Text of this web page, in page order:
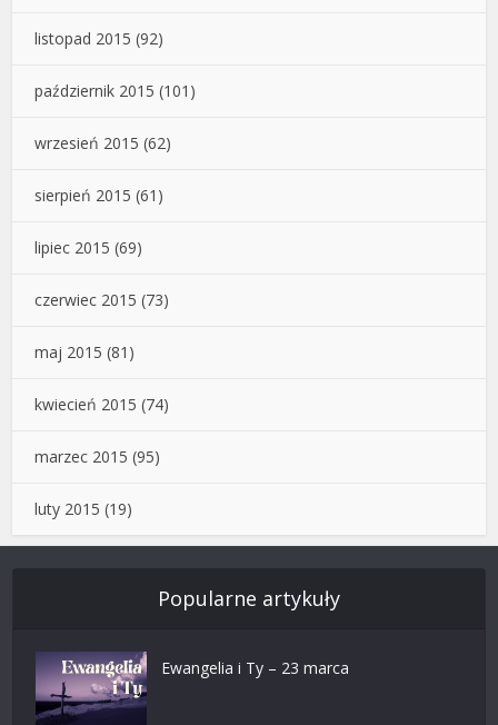
listopad 2015 (92)
październik 2015 (101)
wrzesień 2015 (62)
sierpień 2015 (61)
lipiec 2015 (69)
czerwiec 2015 (73)
maj 2015 (81)
kwiecień 2015 (74)
marzec 2015 (95)
luty 2015 (19)
Popularne artykuły
Ewangelia i Ty – 23 marca